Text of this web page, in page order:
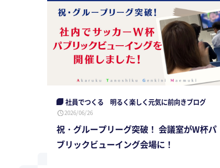
社員でつくる 明るく楽しく元気に前向きブログ
2026/06/26
祝・グループリーグ突破！ 会議室がW杯パ
ブリックビューイング会場に！